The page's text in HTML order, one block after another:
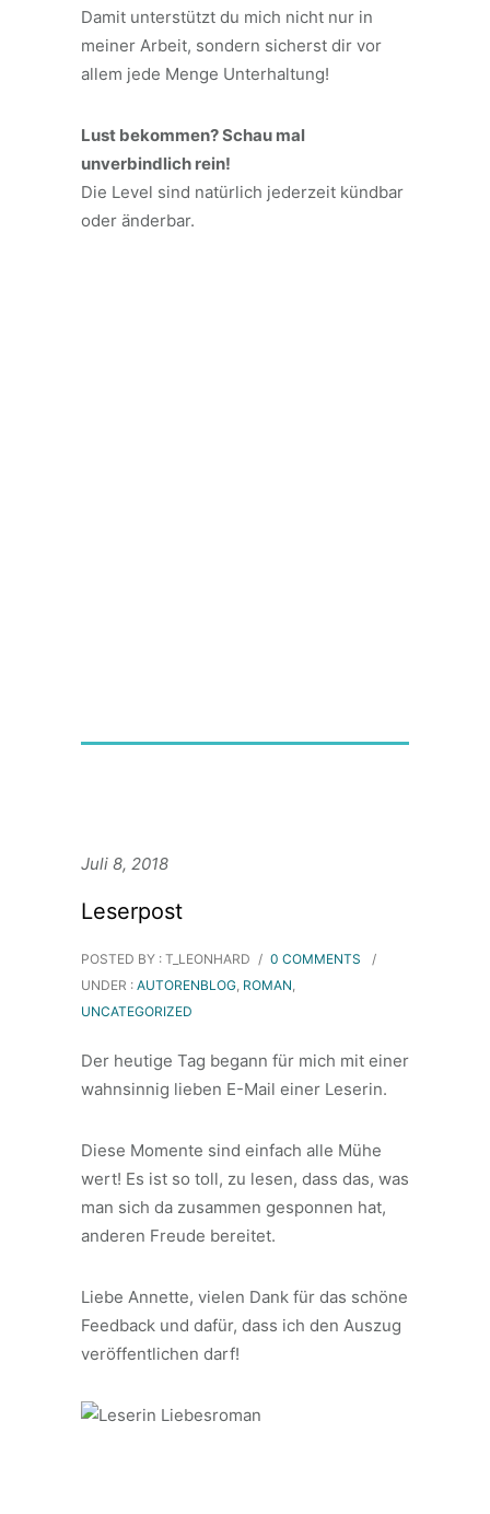
Damit unterstützt du mich nicht nur in
meiner Arbeit, sondern sicherst dir vor
allem jede Menge Unterhaltung!
Lust bekommen? Schau mal
unverbindlich rein!
Die Level sind natürlich jederzeit kündbar
oder änderbar.
Juli 8, 2018
Leserpost
POSTED BY : T_LEONHARD / 0 COMMENTS
/
UNDER : AUTORENBLOG, ROMAN,
UNCATEGORIZED
Der heutige Tag begann für mich mit einer
wahnsinnig lieben E-Mail einer Leserin.
Diese Momente sind einfach alle Mühe
wert! Es ist so toll, zu lesen, dass das, was
man sich da zusammen gesponnen hat,
anderen Freude bereitet.
Liebe Annette, vielen Dank für das schöne
Feedback und dafür, dass ich den Auszug
veröffentlichen darf!